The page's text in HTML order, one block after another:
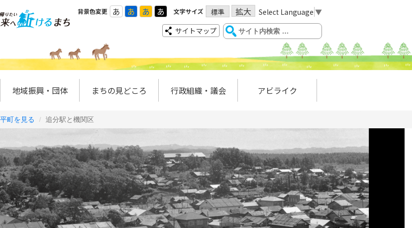
背景色変更 あ あ あ あ 文字サイズ 標準 拡大 Select Language ▼
サイトマップ
地域振興・団体 まちの見どころ 行政組織・議会 アビライク
町を見る 追分駅と機関区